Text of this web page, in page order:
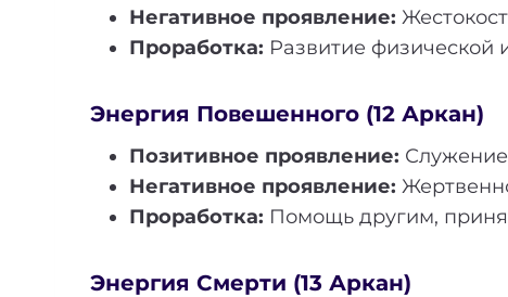
Негативное проявление:
Проработка: Развитие физической
Энергия Повешенного (12 Аркан)
Позитивное проявление:
Негативное проявление:
Проработка: Помощь другим,
Энергия Смерти (13 Аркан)